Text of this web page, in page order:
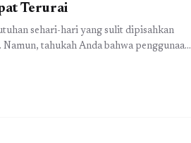
Terurai
sehari-hari yang sulit dipisahkan
tahukah Anda bahwa penggunaan
Data dari Zero Waste